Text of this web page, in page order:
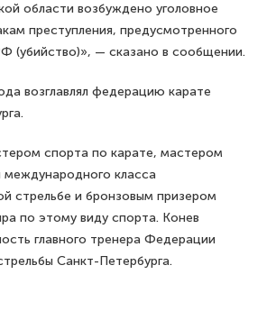
области возбуждено уголовное
преступления, предусмотренного
(убийство)», — сказано в сообщении.
возглавлял федерацию карате
спорта по карате, мастером
класса
стрельбе и бронзовым призером
по этому виду спорта. Конев
главного тренера Федерации
Санкт-Петербурга.